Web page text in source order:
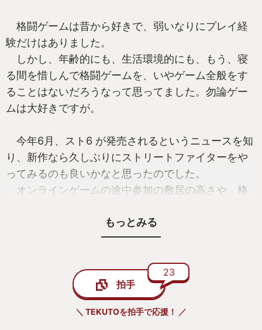
格闘ゲームは昔から好きで、弱いなりにプレイ経
験だけはありました。
しかし、年齢的にも、生活環境的にも、もう、寝
る間を惜しんで格闘ゲームを、いやゲーム全般をす
ることはないだろうなって思ってました。勿論ゲー
ムは大好きですが。
今年6月、スト6 が発売されるというニュースを知
り、新作なら久しぶりにストリートファイターをや
ってみるのも良いかなと思ったのでした。
オンラインゲームの途中参加の敷居の高さや、格
に始めるしんどさはわかっていたので。
白くて購入を決めたのですが、やっぱり格闘ゲーム
では対戦をしてみたくなるもので、早速ランクマッ
チに挑戦してみました。
グラフィックの美麗さ、技や演出のかっこよさは
もっとみる
拍手
23
＼ TEKUTOを拍手で応援！ ／